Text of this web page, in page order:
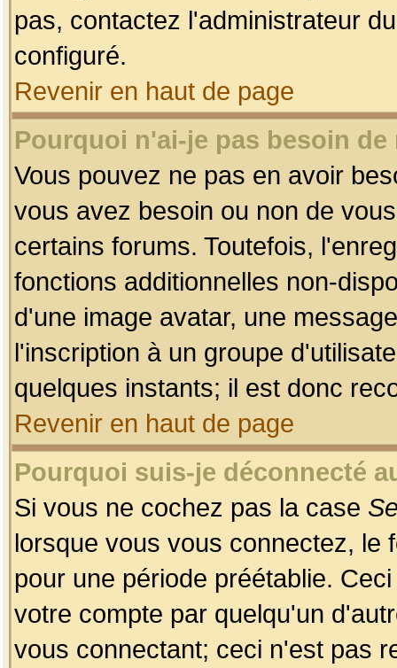
pas, contactez l'administrateur
configuré.
Revenir en haut de page
Pourquoi n'ai-je pas besoin
Vous pouvez ne pas en avoir
vous avez besoin ou non de
certains forums. Toutefois,
fonctions additionnelles non-
d'une image avatar, une
l'inscription à un groupe
quelques instants; il est donc
Revenir en haut de page
Pourquoi suis-je déconnecté
Si vous ne cochez pas la case
lorsque vous vous connectez, le
pour une période préétablie.
votre compte par quelqu'un
vous connectant; ceci n'est pas